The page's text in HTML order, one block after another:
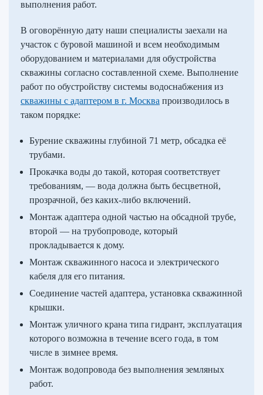
выполнения работ.
В оговорённую дату наши специалисты заехали на
участок с буровой машиной и всем необходимым
оборудованием и материалами для обустройства
скважины согласно составленной схеме. Выполнение
работ по обустройству системы водоснабжения из
скважины с адаптером в г. Москва производилось в
таком порядке:
Бурение скважины глубиной 71 метр, обсадка её
трубами.
Прокачка воды до такой, которая соответствует
требованиям, — вода должна быть бесцветной,
прозрачной, без каких-либо включений.
Монтаж адаптера одной частью на обсадной трубе,
второй — на трубопроводе, который
прокладывается к дому.
Монтаж скважинного насоса и электрического
кабеля для его питания.
Соединение частей адаптера, установка скважинной
крышки.
Монтаж уличного крана типа гидрант, эксплуатация
которого возможна в течение всего года, в том
числе в зимнее время.
Монтаж водопровода без выполнения земляных
работ.